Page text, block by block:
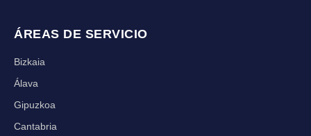
ÁREAS DE SERVICIO
Bizkaia
Álava
Gipuzkoa
Cantabria